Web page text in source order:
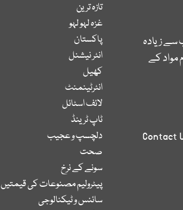
سے زیادہ
مواد کے
Contact
تازہ ترین
غزہ لہو لہو
پاکستان
انٹر نیشنل
کھیل
انٹرٹینمنٹ
لائف اسٹائل
ٹاپ ٹرینڈ
دلچسپ و عجیب
صحت
سونے کے نرخ
پیٹرولیم مصنوعات کی قیمتیں
سائنس و ٹیکنالوجی